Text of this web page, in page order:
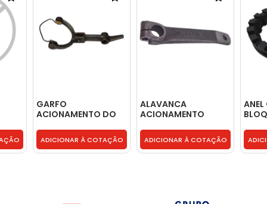
GARFO
ACIONAMENTO DO
2T4525163
ADICIONAR À COTAÇÃO
ALAVANCA
ACIONAMENTO
8129951
ADICIONAR À COTAÇÃO